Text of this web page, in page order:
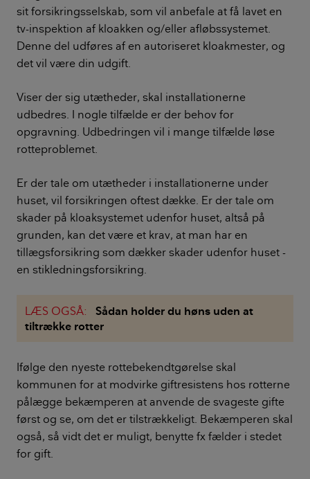
sit forsikringsselskab, som vil anbefale at få lavet en
tv-inspektion af kloakken og/eller afløbssystemet.
Denne del udføres af en autoriseret kloakmester, og
det vil være din udgift.
Viser der sig utætheder, skal installationerne
udbedres. I nogle tilfælde er der behov for
opgravning. Udbedringen vil i mange tilfælde løse
rotteproblemet.
Er der tale om utætheder i installationerne under
huset, vil forsikringen oftest dække. Er der tale om
skader på kloaksystemet udenfor huset, altså på
grunden, kan det være et krav, at man har en
tillægsforsikring som dækker skader udenfor huset -
en stikledningsforsikring.
LÆS OGSÅ:
Sådan holder du høns uden at
tiltrække rotter
Ifølge den nyeste rottebekendtgørelse skal
kommunen for at modvirke giftresistens hos rotterne
pålægge bekæmperen at anvende de svageste gifte
først og se, om det er tilstrækkeligt. Bekæmperen skal
også, så vidt det er muligt, benytte fx fælder i stedet
for gift.